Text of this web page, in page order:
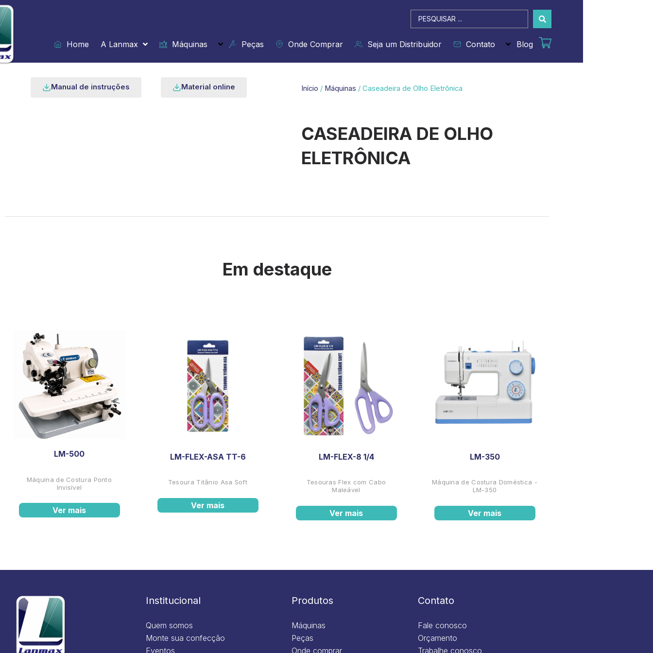
Ir
para
o
conteúdo
Pesquisar
...
Home
A Lanmax Máquinas Peças Onde Comprar Seja um Distribuidor Contato Blog
Manual de instruções Material online Início / Máquinas / Caseadeira de Olho Eletrônica
CASEADEIRA DE OLHO
ELETRÔNICA
Em destaque
LM-500
Máquina de Costura Ponto
Invisível
Ver mais
LM-FLEX-ASA TT-6
Tesoura Titânio Asa Soft
Ver mais
LM-FLEX-8 1/4
Tesouras Flex com Cabo
Maleável
Ver mais
LM-350
Máquina de Costura Doméstica -
LM-350
Ver mais
Institucional
Quem somos
Monte sua confecção
Eventos
Produtos
Máquinas
Peças
Onde comprar
Contato
Fale conosco
Orçamento
Trabalhe conosco